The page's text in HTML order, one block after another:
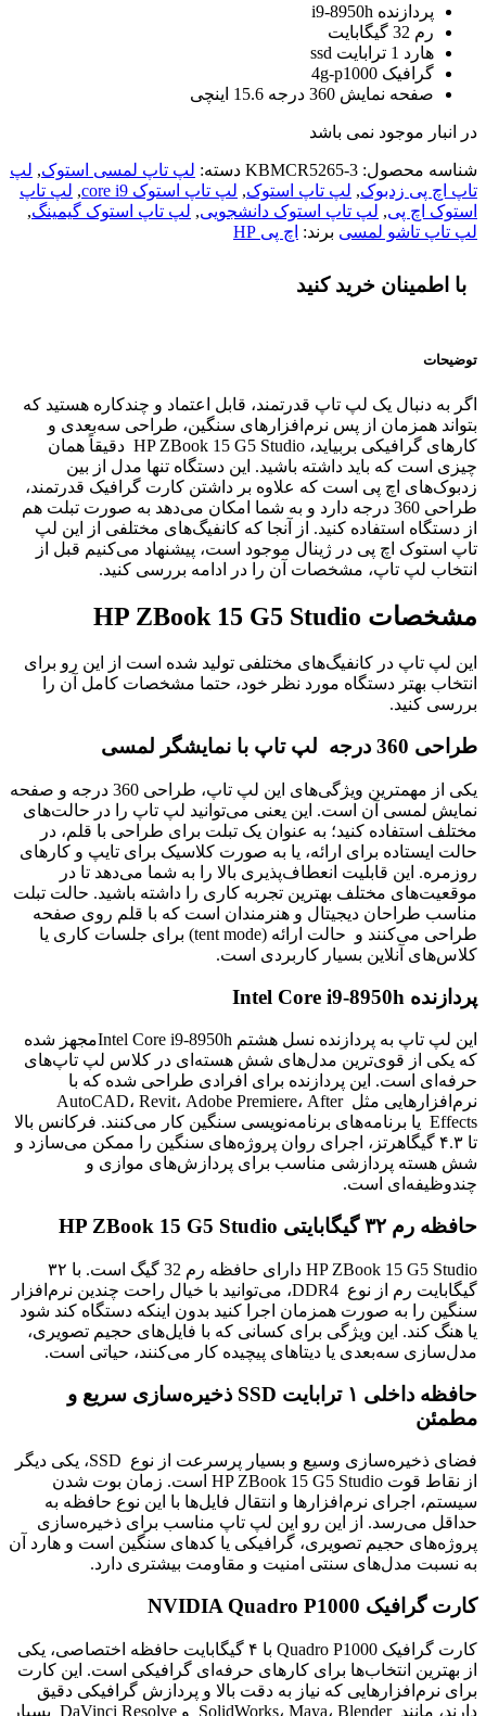
پردازنده i9-8950h
رم 32 گیگابایت
هارد 1 ترابایت ssd
گرافیک 4g-p1000
صفحه نمایش 360 درجه 15.6 اینچی
در انبار موجود نمی باشد
شناسه محصول: KBMCR5265-3 دسته: لپ تاپ لمسی استوک, لپ
تاپ اچ پی زدبوک, لپ تاپ استوک, لپ تاپ استوک core i9 , لپ تاپ
استوک اچ پی, لپ تاپ استوک دانشجویی, لپ تاپ استوک گیمینگ,
لپ تاپ تاشو لمسی برند: اچ پی HP
با اطمینان خرید کنید
توضیحات
اگر به دنبال یک لپ تاپ قدرتمند، قابل اعتماد و چندکاره هستید که
بتواند همزمان از پس نرم‌افزارهای سنگین، طراحی سه‌بعدی و
کارهای گرافیکی بربیاید، HP ZBook 15 G5 Studio دقیقاً همان
چیزی‌ است که باید داشته باشید. این دستگاه تنها مدل از بین
زدبوک‌های اچ پی است که علاوه بر داشتن کارت گرافیک قدرتمند،
طراحی 360 درجه دارد و به شما امکان می‌دهد به صورت تبلت هم
از دستگاه استفاده کنید. از آنجا که کانفیگ‌های مختلفی از این لپ
تاپ استوک اچ پی در ژینال موجود است، پیشنهاد می‌کنیم قبل از
انتخاب لپ تاپ، مشخصات آن را در ادامه بررسی کنید.
مشخصات HP ZBook 15 G5 Studio
این لپ تاپ در کانفیگ‌های مختلفی تولید شده است از این رو برای
انتخاب بهتر دستگاه مورد نظر خود، حتما مشخصات کامل آن را
بررسی کنید.
طراحی 360 درجه لپ تاپ با نمایشگر لمسی
یکی از مهمترین ویژگی‌های این لپ تاپ، طراحی 360 درجه و صفحه
نمایش لمسی آن است. این یعنی می‌توانید لپ تاپ را در حالت‌های
مختلف استفاده کنید؛ به عنوان یک تبلت برای طراحی با قلم، در
حالت ایستاده برای ارائه، یا به صورت کلاسیک برای تایپ و کارهای
روزمره. این قابلیت انعطاف‌پذیری بالا را به شما می‌دهد تا در
موقعیت‌های مختلف بهترین تجربه کاری را داشته باشید. حالت تبلت
مناسب طراحان دیجیتال و هنرمندان است که با قلم روی صفحه
طراحی می‌کنند و حالت ارائه (tent mode) برای جلسات کاری یا
کلاس‌های آنلاین بسیار کاربردی است.
پردازنده Intel Core i9-8950h
این لپ تاپ به پردازنده نسل هشتم Intel Core i9-8950hمجهز شده
که یکی از قوی‌ترین مدل‌های شش هسته‌ای در کلاس لپ تاپ‌های
حرفه‌ای است. این پردازنده برای افرادی طراحی شده که با
نرم‌افزارهایی مثل AutoCAD، Revit، Adobe Premiere، After
Effects یا برنامه‌های برنامه‌نویسی سنگین کار می‌کنند. فرکانس بالا
تا ۴.۳ گیگاهرتز، اجرای روان پروژه‌های سنگین را ممکن می‌سازد و
شش هسته پردازشی مناسب برای پردازش‌های موازی و
چندوظیفه‌ای است.
حافظه رم ۳۲ گیگابایتی HP ZBook 15 G5 Studio
HP ZBook 15 G5 Studio دارای حافظه رم 32 گیگ است. با ۳۲
گیگابایت رم از نوع DDR4، می‌توانید با خیال راحت چندین نرم‌افزار
سنگین را به صورت همزمان اجرا کنید بدون اینکه دستگاه کند شود
یا هنگ کند. این ویژگی برای کسانی که با فایل‌های حجیم تصویری،
مدل‌سازی سه‌بعدی یا دیتاهای پیچیده کار می‌کنند، حیاتی است.
حافظه داخلی ۱ ترابایت SSD ذخیره‌سازی سریع و
مطمئن
فضای ذخیره‌سازی وسیع و بسیار پرسرعت از نوع SSD، یکی دیگر
از نقاط قوت HP ZBook 15 G5 Studio است. زمان بوت شدن
سیستم، اجرای نرم‌افزارها و انتقال فایل‌ها با این نوع حافظه به
حداقل می‌رسد. از این رو این لپ تاپ مناسب برای ذخیره‌سازی
پروژه‌های حجیم تصویری، گرافیکی یا کدهای سنگین است و هارد آن
به نسبت مدل‌های سنتی امنیت و مقاومت بیشتری دارد.
کارت گرافیک NVIDIA Quadro P1000
کارت گرافیک Quadro P1000 با ۴ گیگابایت حافظه اختصاصی، یکی
از بهترین انتخاب‌ها برای کارهای حرفه‌ای گرافیکی است. این کارت
برای نرم‌افزارهایی که نیاز به دقت بالا و پردازش گرافیکی دقیق
دارند، مانند SolidWorks، Maya، Blender و DaVinci Resolve بسیار